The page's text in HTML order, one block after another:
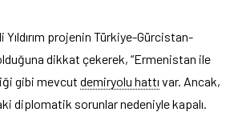
Yıldırım projenin Türkiye-Gürcistan-
dikkat çekerek, “Ermenistan ile
gibi mevcut demiryolu hattı var. Ancak,
diplomatik sorunlar nedeniyle kapalı.